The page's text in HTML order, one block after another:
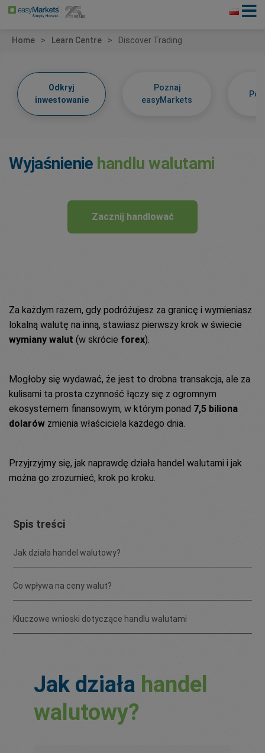
Home Learn Centre Discover Trading
Odkryj
inwestowanie
Poznaj
easyMarkets
Wyjaśnienie handlu walutami
Zacznij handlować
Jak działa handel
walutowy?
Za każdym razem, gdy podróżujesz za granicę i wymieniasz
lokalną walutę na inną, stawiasz pierwszy krok w świecie
wymiany walut (w skrócie forex).
Mogłoby się wydawać, że jest to drobna transakcja, ale za
kulisami ta prosta czynność łączy się z ogromnym
ekosystemem finansowym, w którym ponad 7,5 biliona
dolarów zmienia właściciela każdego dnia.
Przyjrzyjmy się, jak naprawdę działa handel walutami i jak
można go zrozumieć, krok po kroku.
Spis treści
Jak działa handel walutowy?
Co wpływa na ceny walut?
Kluczowe wnioski dotyczące handlu walutami